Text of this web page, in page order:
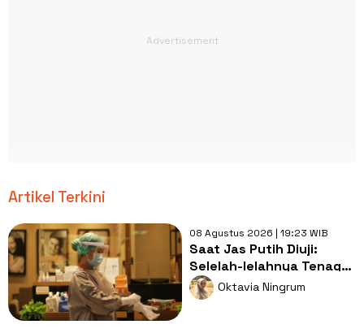
Artikel Terkini
08 Agustus 2026 | 19:23 WIB
Saat Jas Putih Diuji:
Selelah-lelahnya Tenaga
Kesehatan, Tetap Lebih
Melelahkan Jadi Pasien
Oktavia Ningrum